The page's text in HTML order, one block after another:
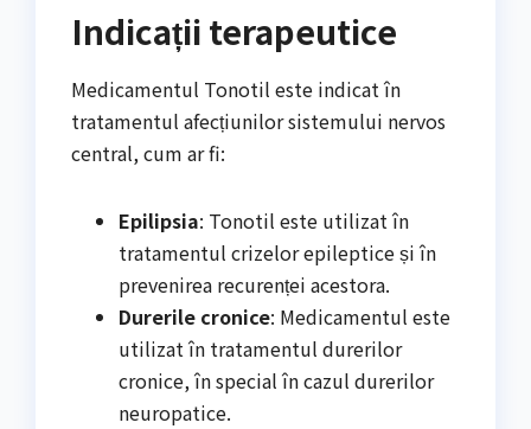
Indicații terapeutice
Medicamentul Tonotil este indicat în
tratamentul afecțiunilor sistemului nervos
central, cum ar fi:
Epilipsia: Tonotil este utilizat în
tratamentul crizelor epileptice și în
prevenirea recurenței acestora.
Durerile cronice: Medicamentul este
utilizat în tratamentul durerilor
cronice, în special în cazul durerilor
neuropatice.